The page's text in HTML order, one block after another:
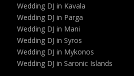
Wedding DJ in Kavala
Wedding DJ in Parga
Wedding DJ in Mani
Wedding DJ in Syros
Wedding DJ in Mykonos
Wedding DJ in Saronic Islands